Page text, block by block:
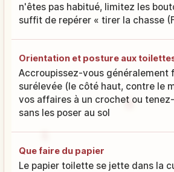
n'êtes pas habitué, limitez les
suffit de repérer « tirer la chasse
Orientation et posture aux
Accroupissez-vous généralement
surélevée (le côté haut, contre le
vos affaires à un crochet ou
sans les poser au sol
Que faire du papier
Le papier toilette se jette dans la